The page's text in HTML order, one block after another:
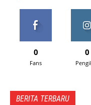
0
Fans
0
BERITA TERBARU